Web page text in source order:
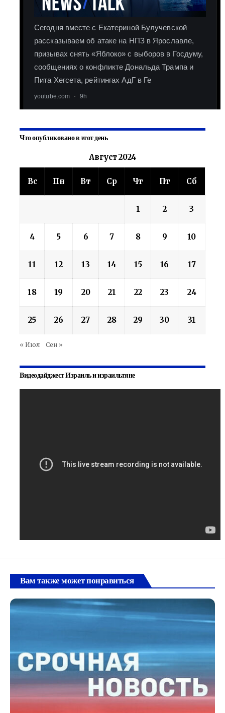
Что опубликовано в этот день
Август 2024
Вс Пн Вт Ср Чт Пт Сб
1 2 3
4 5 6 7 8 9 10
11 12 13 14 15 16 17
18 19 20 21 22 23 24
25 26 27 28 29 30 31
« Июл Сен »
Видеодайджест Израиль и израильтяне
Вам также может понравиться